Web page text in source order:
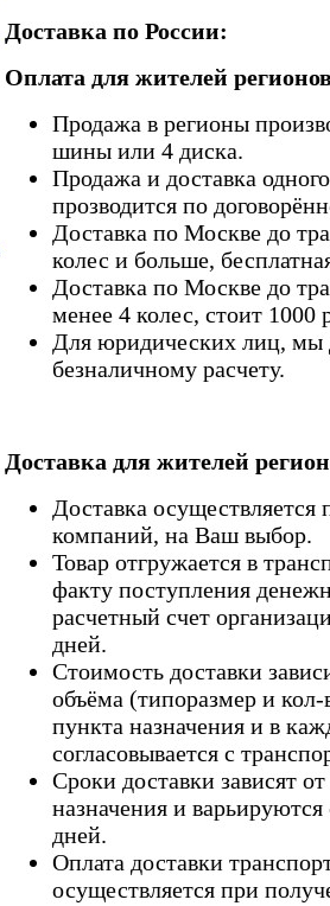
Доставка по России:
Оплата для жителей
Продажа в регионы
шины или 4 диска.
Продажа и доставка
прозводится по
Доставка по Москве до
колес и больше,
Доставка по Москве до
менее 4 колес, стоит 1000
Для юридических лиц, мы
безналичному расчету.
Доставка для жителей
Доставка
компаний, на Ваш выбор.
Товар отгружается в
факту поступления
расчетный счет
дней.
Стоимость доставки
объёма (типоразмер и кол-
пункта назначения и в
согласовывается с
Сроки доставки зависят
назначения и
дней.
Оплата доставки
осуществляется при